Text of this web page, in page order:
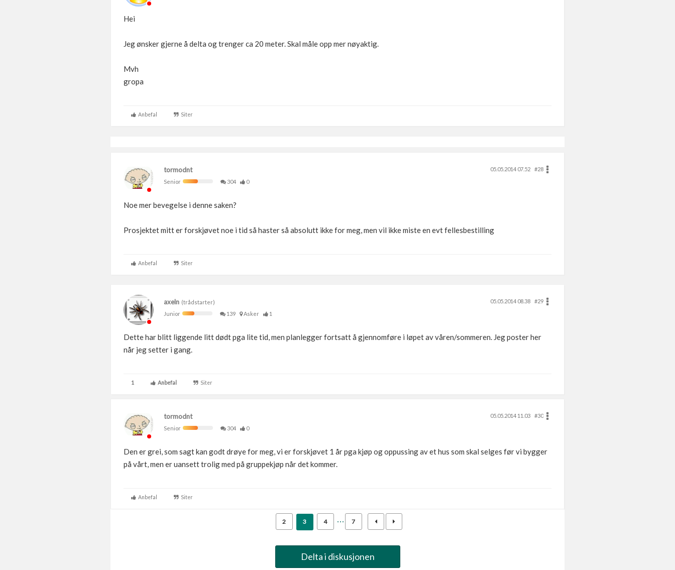
Hei
Jeg ønsker gjerne å delta og trenger ca 20 meter. Skal måle opp mer nøyaktig.
Mvh
gropa
Anbefal Siter
tormodnt 05.05.2014 07.52
#28
Senior
304 0
Noe mer bevegelse i denne saken?
Prosjektet mitt er forskjøvet noe i tid så haster så absolutt ikke for meg, men vil ikke miste en evt fellesbestilling
Anbefal Siter
axeln (trådstarter) 05.05.2014 08.38
#29
Junior
139 Asker 1
Dette har blitt liggende litt dødt pga lite tid, men planlegger fortsatt å gjennomføre i løpet av våren/sommeren. Jeg poster her
når jeg setter i gang.
1 Anbefal Siter
tormodnt 05.05.2014 11.03
#30
Senior
304 0
Den er grei, som sagt kan godt drøye for meg, vi er forskjøvet 1 år pga kjøp og oppussing av et hus som skal selges før vi bygger
på vårt, men er uansett trolig med på gruppekjøp når det kommer.
Anbefal Siter
2 3 4 7
Delta i diskusjonen